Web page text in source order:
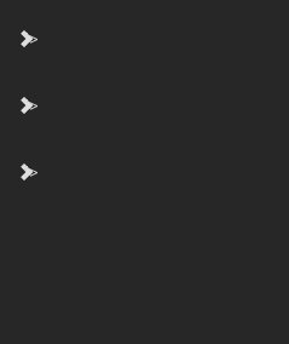
">
">
">